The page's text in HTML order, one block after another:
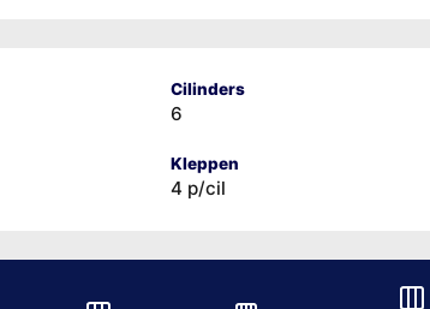
Cilinders
6
Kleppen
4 p/cil